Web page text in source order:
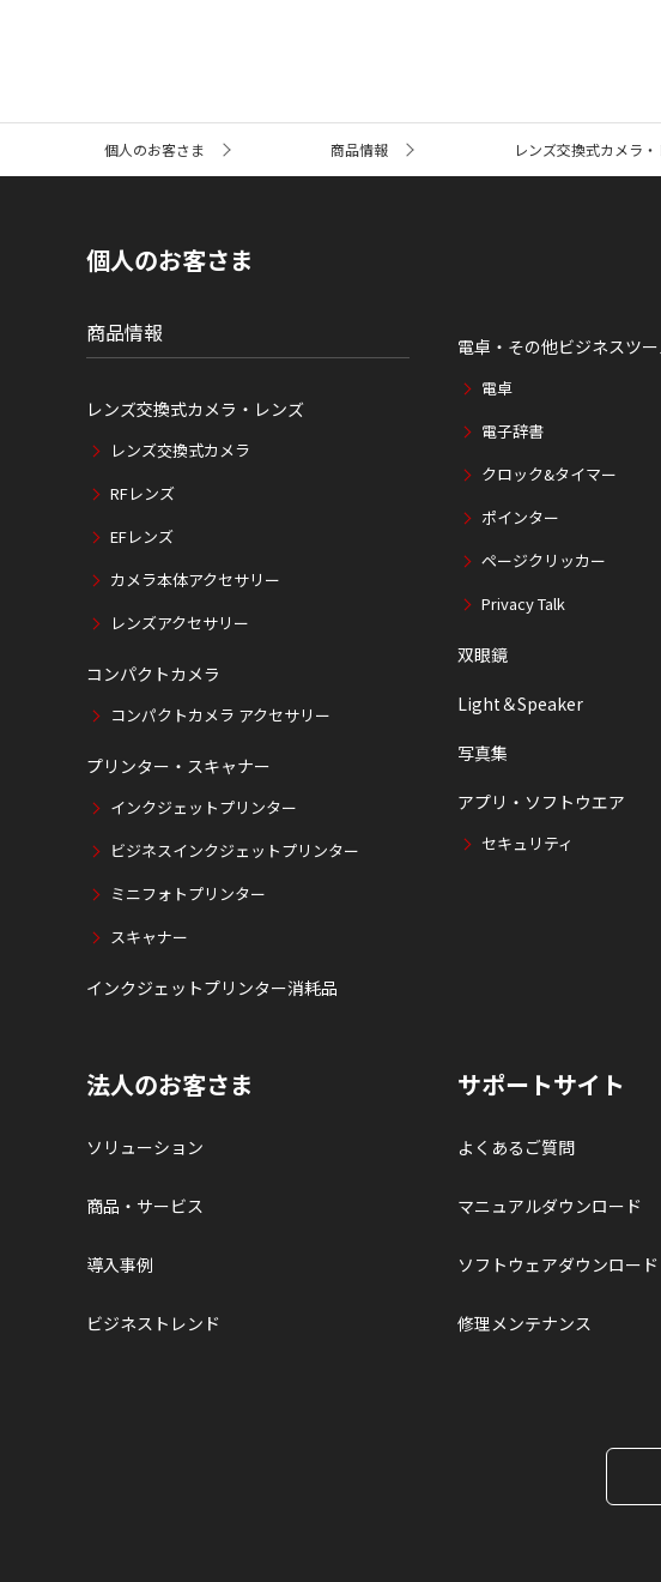
ト
個人のお客さま 商品情報 レンズ交換式カメラ
個人のお客さま
商品情報
レンズ交換式カメラ・レンズ
レンズ交換式カメラ
RFレンズ
EFレンズ
カメラ本体アクセサリー
レンズアクセサリー
コンパクトカメラ
コンパクトカメラ アクセサリー
プリンター・スキャナー
インクジェットプリンター
ビジネスインクジェットプリンター
ミニフォトプリンター
スキャナー
インクジェットプリンター消耗品
電卓・その他ビジネスツ
電卓
電子辞書
クロック&タイマー
ポインター
ページクリッカー
Privacy Talk
双眼鏡
Light＆Speaker
写真集
アプリ・ソフトウエア
セキュリティ
法人のお客さま
ソリューション
商品・サービス
導入事例
ビジネストレンド
サポートサイト
よくあるご質問
マニュアルダウンロード
ソフトウェアダウンロード
修理メンテナンス